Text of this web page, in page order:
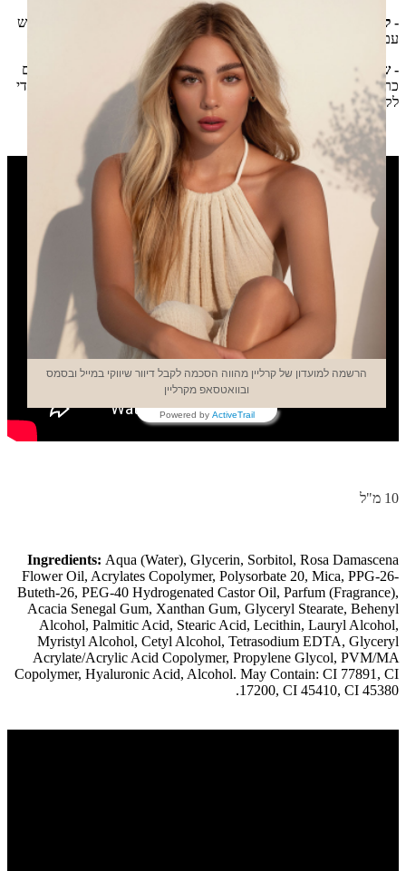
- לחיים:
לפזר כמה נגיעות של צבע עם האפליקטור על הלחיים ולטשטש
עם כריות האצבעות עד להטמעת הנוזל על כל אזור הלחיים.
- שפתיים:
לפזר כמה נגיעות עם האפליקטור על השפתים ולטשטש עם
כריות האצבעות עד לכיסוי מלא. ניתן לחזור על הפעולה כמה פעמים כדי
לקבל גוון עמוק יותר.
10 מ"ל
Ingredients: Aqua (Water), Glycerin, Sorbitol, Rosa Damascena
Flower Oil, Acrylates Copolymer, Polysorbate 20, Mica, PPG-26-
Buteth-26, PEG-40 Hydrogenated Castor Oil, Parfum (Fragrance),
Acacia Senegal Gum, Xanthan Gum, Glyceryl Stearate, Behenyl
Alcohol, Palmitic Acid, Stearic Acid, Lecithin, Lauryl Alcohol,
Myristyl Alcohol, Cetyl Alcohol, Tetrasodium EDTA, Glyceryl
Acrylate/Acrylic Acid Copolymer, Propylene Glycol, PVM/MA
Copolymer, Hyaluronic Acid, Alcohol. May Contain: CI 77891, CI
17200, CI 45410, CI 45380.
הרשמה למועדון של קרליין מהווה הסכמה לקבל דיוור שיווקי במייל ובסמס
ובוואטסאפ מקרליין
Powered by ActiveTrail